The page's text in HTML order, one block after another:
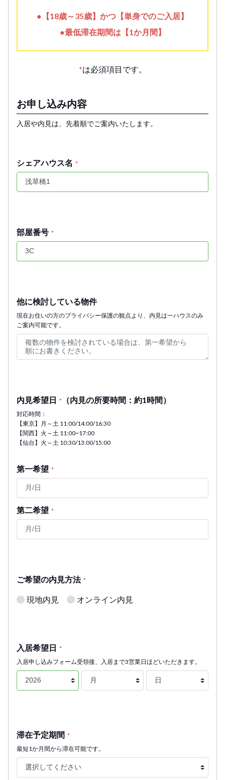
●【18歳～35歳】かつ【単身でのご入居】
●最低滞在期間は【1か月間】
*は必須項目です。
お申し込み内容
入居や内見は、先着順でご案内いたします。
シェアハウス名 *
部屋番号 *
他に検討している物件
現在お住いの方のプライバシー保護の観点より、内見は一ハウスのみ
ご案内可能です。
内見希望日 * （内見の所要時間：約1時間）
対応時間：
【東京】月～土 11:00/14:00/16:30
【関西】火～土 11:00~17:00
【仙台】火～土 10:30/13:00/15:00
第一希望 *
第二希望 *
ご希望の内見方法 *
現地内見 オンライン内見
入居希望日 *
入居申し込みフォーム受領後、入居まで3営業日ほどいただきます。
滞在予定期間 *
最短1か月間から滞在可能です。